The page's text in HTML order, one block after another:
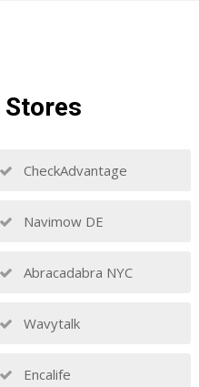
Stores
CheckAdvantage
Navimow DE
Abracadabra NYC
Wavytalk
Encalife